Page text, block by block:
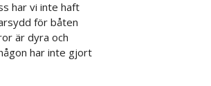
har vi inte haft
för båten
är dyra och
har inte gjort